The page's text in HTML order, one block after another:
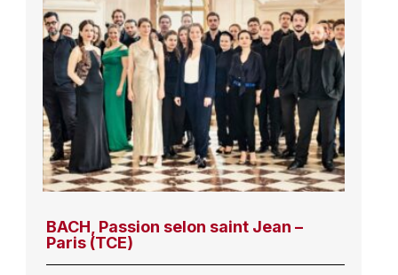
BACH, Passion selon saint Jean –
Paris (TCE)